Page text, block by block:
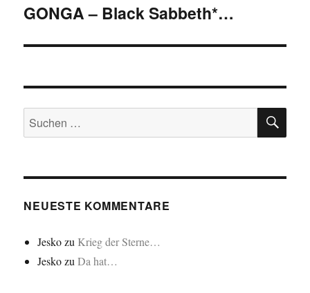
Nächster
GONGA – Black Sabbeth*…
Suchen
nach:
NEUESTE KOMMENTARE
Jeskozu Krieg der Sterne…
JeskozuDa hat…